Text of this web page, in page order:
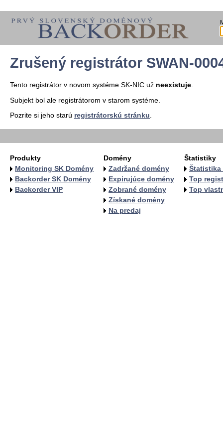
Zrušený registrátor SWAN-
Tento registrátor v novom systéme SK-NIC už neexistuje.
Subjekt bol ale registrátorom v starom systéme.
Pozrite si jeho starú registrátorskú stránku
Produkty
Monitoring SK Domény
Backorder SK Domény
Backorder VIP
Domény
Zadržané domény
Expirujúce domény
Zobrané domény
Získané domény
Na predaj
Štatistiky
Štatistika
Top
Top